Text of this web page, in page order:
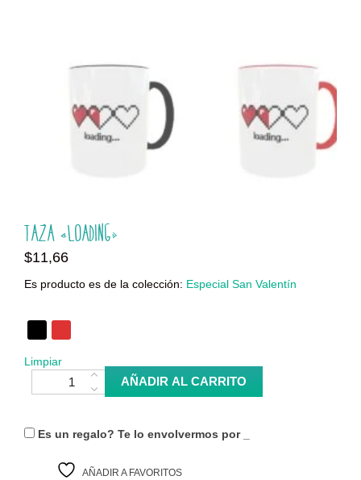
Taza «Loading»
$11,66
Es producto es de la colección: Especial San Valentín
Limpiar
Taza "Loading" cantidadAÑADIR AL CARRITO
Es un regalo? Te lo envolvermos por
AÑADIR A FAVORITOS